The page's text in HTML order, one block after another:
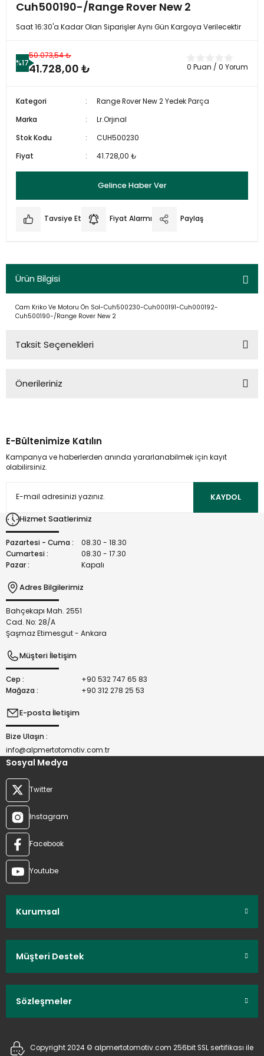
Cuh500190-/Range Rover New 2
Saat 16:30'a Kadar Olan Siparişler Aynı Gün Kargoya Verilecektir
%17
50.073,54 ₺
41.728,00 ₺ 0 Puan / 0 Yorum
Kategori
Range Rover New 2 Yedek Parça
Marka
Lr.Orjınal
Stok Kodu
CUH500230
Fiyat
41.728,00 ₺
Gelince Haber Ver
Tavsiye Et Fiyat Alarmı Paylaş
Ürün Bilgisi
Cam Kriko Ve Motoru Ön Sol-Cuh500230-Cuh000191-Cuh000192-
Cuh500190-/Range Rover New 2
Taksit Seçenekleri
Önerileriniz
kullanarak tarafımıza iletebilirsiniz.
Görüş ve önerileriniz için teşekkür ederiz.
Ürün açıklamasında eksik bilgiler bulunuyor.
Bu ürüne benzer farklı alternatifler olmalı.
E-Bültenimize Katılın
Kampanya ve haberlerden anında yararlanabilmek için kayıt
olabilirsiniz.
KAYDOL
Hizmet Saatlerimiz
Pazartesi - Cuma :
08.30 - 18.30
Cumartesi :
08.30 - 17.30
Pazar :
Kapalı
Adres Bilgilerimiz
Bahçekapı Mah. 2551
Cad. No: 28/A
Şaşmaz Etimesgut - Ankara
Müşteri İletişim
Cep :
+90 532 747 65 83
Mağaza :
+90 312 278 25 53
E-posta İletişim
Bize Ulaşın :
info@alpmertotomotiv.com.tr
Sosyal Medya
Twitter
Instagram
Facebook
Youtube
Kurumsal
Müşteri Destek
Sözleşmeler
Copyright 2024 © alpmertotomotiv.com 256bit SSL sertifikası ile